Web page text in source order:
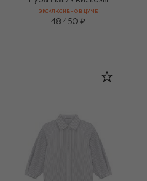
ЭКСКЛЮЗИВНО В ЦУМЕ
48 450 ₽